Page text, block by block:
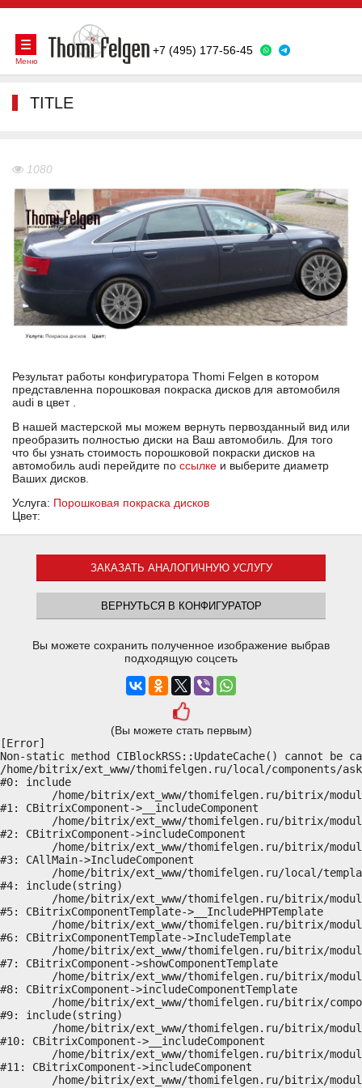
+7 (495) 177-56-45
Меню
TITLE
1080
Результат работы конфигуратора Thomi Felgen в котором
представленна порошковая покраска дисков для автомобиля
audi в цвет .
В нашей мастерской мы можем вернуть первозданный вид или
преобразить полностью диски на Ваш автомобиль. Для того
что бы узнать стоимость порошковой покраски дисков на
автомобиль audi перейдите по ссылке и выберите диаметр
Ваших дисков.
Услуга: Порошковая покраска дисков
Цвет:
ЗАКАЗАТЬ АНАЛОГИЧНУЮ УСЛУГУ
ВЕРНУТЬСЯ В КОНФИГУРАТОР
Вы можете сохранить полученное изображение выбрав
подходящую соцсеть
(Вы можете стать первым)
[Error]
Non-static method CIBlockRSS::UpdateCache() cannot
/home/bitrix/ext_www/thomifelgen.ru/local/components/
#0: include
#1: CBitrixComponent->__includeComponent
#2: CBitrixComponent->includeComponent
#3: CAllMain->IncludeComponent
#4: include(string)
#5: CBitrixComponentTemplate->__IncludePHPTemplate
#6: CBitrixComponentTemplate->IncludeTemplate
#7: CBitrixComponent->showComponentTemplate
#8: CBitrixComponent->includeComponentTemplate
#9: include(string)
#10: CBitrixComponent->__includeComponent
#11: CBitrixComponent->includeComponent